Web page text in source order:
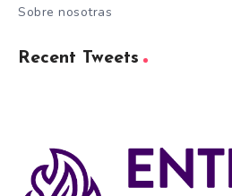
Sobre nosotras
Recent Tweets